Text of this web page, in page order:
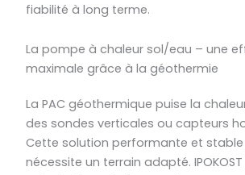
fiabilité à long terme.
La pompe à chaleur sol/eau – une
maximale grâce à la géothermie
La PAC géothermique puise la
des sondes verticales ou capteurs
Cette solution performante et stable
nécessite un terrain adapté.